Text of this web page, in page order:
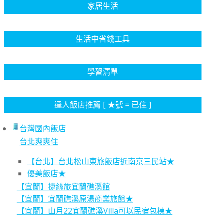
家居生活
生活中省錢工具
學習清單
達人飯店推薦 [ ★號 = 已住 ]
台灣國內飯店
台北爽爽住
【台北】台北松山東旅飯店近南京三民站★
優美飯店★
【宜蘭】捷絲旅宜蘭礁溪館
【宜蘭】宜蘭礁溪原湯商業旅館★
【宜蘭】山月22宜蘭礁溪Villa可以民宿包棟★